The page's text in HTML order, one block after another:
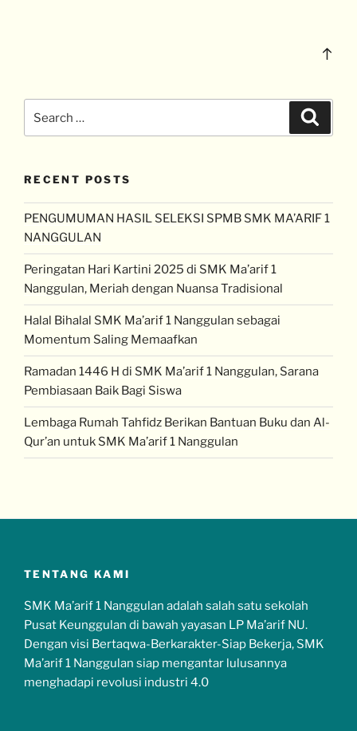
RECENT POSTS
PENGUMUMAN HASIL SELEKSI SPMB SMK MA’ARIF 1
NANGGULAN
Peringatan Hari Kartini 2025 di SMK Ma’arif 1
Nanggulan, Meriah dengan Nuansa Tradisional
Halal Bihalal SMK Ma’arif 1 Nanggulan sebagai
Momentum Saling Memaafkan
Ramadan 1446 H di SMK Ma’arif 1 Nanggulan, Sarana
Pembiasaan Baik Bagi Siswa
Lembaga Rumah Tahfidz Berikan Bantuan Buku dan Al-
Qur’an untuk SMK Ma’arif 1 Nanggulan
TENTANG KAMI
SMK Ma’arif 1 Nanggulan adalah salah satu sekolah
Pusat Keunggulan di bawah yayasan LP Ma’arif NU.
Dengan visi Bertaqwa-Berkarakter-Siap Bekerja, SMK
Ma’arif 1 Nanggulan siap mengantar lulusannya
menghadapi revolusi industri 4.0